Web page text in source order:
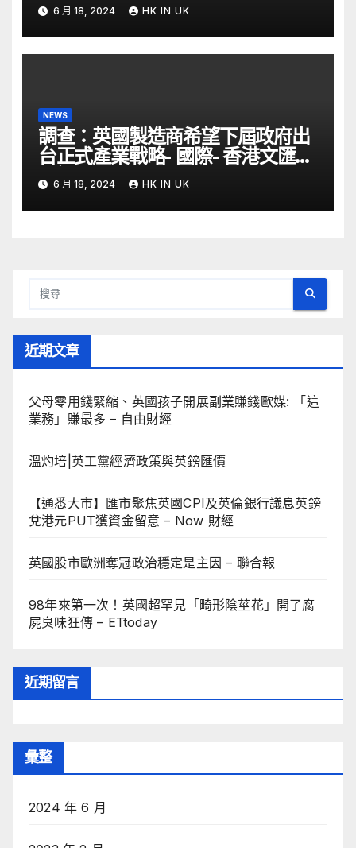
6 月 18, 2024 HK IN UK
NEWS
調查：英國製造商希望下屆政府出
台正式產業戰略- 國際- 香港文匯網
– 文匯報
6 月 18, 2024 HK IN UK
近期文章
父母零用錢緊縮、英國孩子開展副業賺錢歐媒: 「這
業務」賺最多 – 自由財經
溫灼培|英工黨經濟政策與英鎊匯價
【通悉大市】匯市聚焦英國CPI及英倫銀行議息英鎊
兌港元PUT獲資金留意 – Now 財經
英國股市歐洲奪冠政治穩定是主因 – 聯合報
98年來第一次！英國超罕見「畸形陰莖花」開了腐
屍臭味狂傳 – ETtoday
近期留言
彙整
2024 年 6 月